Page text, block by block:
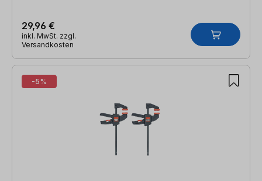
29,96 €
inkl. MwSt. zzgl.
Versandkosten
-5%